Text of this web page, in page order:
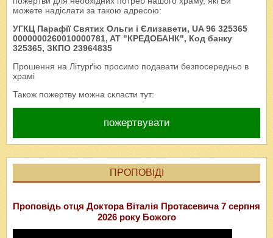
можете надіслати за такою адресою:
УГКЦ Парафії Святих Ольги і Єлизавети, UA 96 325365
0000000260010000781, AT "КРЕДОБАНК", Код банку
325365, ЗКПО 23964835
Прошення на Літурґію просимо подавати безпосередньо в
храмі
Також пожертву можна скласти тут:
пожертвувати
ПРОПОВІДІ
Проповідь отця Доктора Віталія Протасевича 7 серпня
2026 року Божого